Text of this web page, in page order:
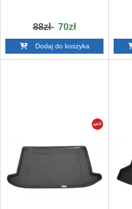
88zł 70zł
Dodaj do koszyka